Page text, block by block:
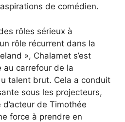
de comédien.
rôles sérieux à
rôle récurrent dans la
», Chalamet s’est
au carrefour de la
talent brut. Cela a conduit
sous les projecteurs,
de Timothée
force à prendre en